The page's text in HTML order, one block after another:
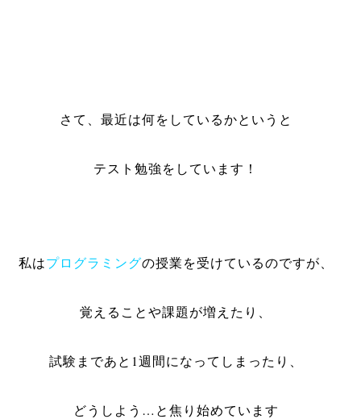
さて、最近は何をしているかというと
テスト勉強をしています！
私はプログラミングの授業を受けているのですが、
覚えることや課題が増えたり、
試験まであと1週間になってしまったり、
どうしよう…と焦り始めています